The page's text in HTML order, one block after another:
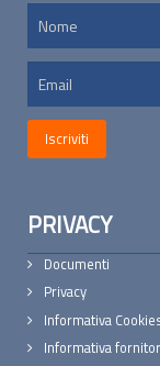
PRIVACY
Documenti
Privacy
Informativa
Informativa